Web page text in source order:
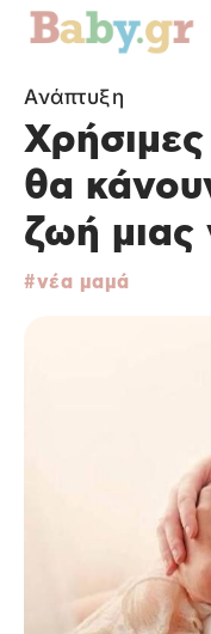
Ανάπτυξη
θα
ζωή μιας
νέα μαμά